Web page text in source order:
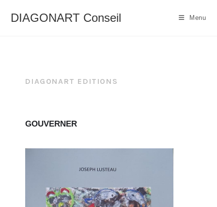
DIAGONART Conseil Menu
DIAGONART EDITIONS
GOUVERNER